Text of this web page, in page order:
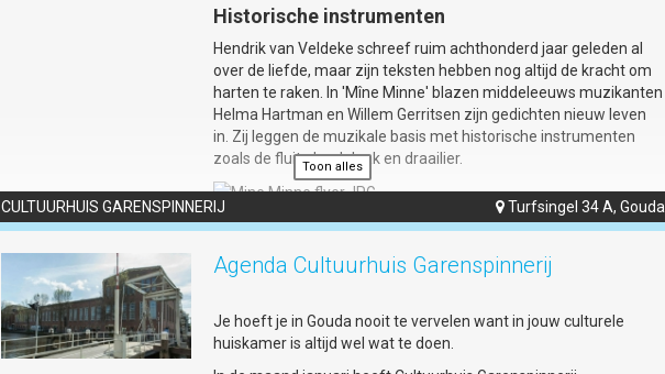
Historische instrumenten
Hendrik van Veldeke schreef ruim achthonderd jaar geleden al
over de liefde, maar zijn teksten hebben nog altijd de kracht om
harten te raken. In 'Mîne Minne' blazen middeleeuws muzikanten
Helma Hartman en Willem Gerritsen zijn gedichten nieuw leven
in. Zij leggen de muzikale basis met historische instrumenten
zoals de fluit, doedelzak en draailier.
Het gevecht met de oude taal
Om de brug naar het heden te slaan, hertaalt Rik Zutphen
(bekend als de Droominee) de minneliederen naar scherpe,
loop station gaat hij de dialoog – en soms het gevecht – aan met
de traditionele middeleeuwse muziek. Performer Janne van Ooij
maakt het visuele spektakel compleet: in haar rol als 'Vrouw op
Toon alles
CULTUURHUIS GARENSPINNERIJ Turfsingel 34 A, Gouda
Agenda Cultuurhuis Garenspinnerij
Je hoeft je in Gouda nooit te vervelen want in jouw culturele
huiskamer is altijd wel wat te doen.